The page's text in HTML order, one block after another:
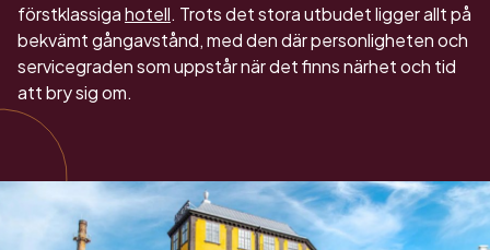
förstklassigahotell. Trots det stora utbudet ligger allt på
bekvämt gångavstånd, med den där personligheten och
servicegraden som uppstår när det finns närhet och tid
att bry sig om.